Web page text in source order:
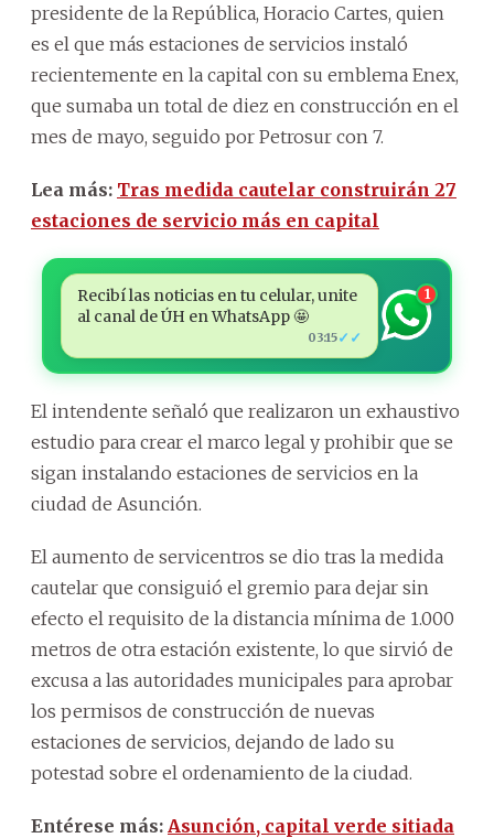
presidente de la República, Horacio Cartes, quien
es el que más estaciones de servicios instaló
recientemente en la capital con su emblema Enex,
que sumaba un total de diez en construcción en el
mes de mayo, seguido por Petrosur con 7.
Lea más: Tras medida cautelar construirán 27
estaciones de servicio más en capital
Recibí las noticias en tu celular, unite
al canal de ÚH en WhatsApp 🤩
03:15✓✓
1
El intendente señaló que realizaron un exhaustivo
estudio para crear el marco legal y prohibir que se
sigan instalando estaciones de servicios en la
ciudad de Asunción.
El aumento de servicentros se dio tras la medida
cautelar que consiguió el gremio para dejar sin
efecto el requisito de la distancia mínima de 1.000
metros de otra estación existente, lo que sirvió de
excusa a las autoridades municipales para aprobar
los permisos de construcción de nuevas
estaciones de servicios, dejando de lado su
potestad sobre el ordenamiento de la ciudad.
Entérese más: Asunción, capital verde sitiada